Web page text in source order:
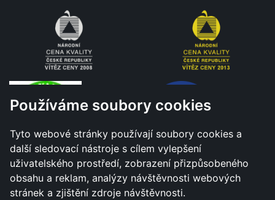
Používáme soubory cookies
Tyto webové stránky používají soubory cookies a
další sledovací nástroje s cílem vylepšení
uživatelského prostředí, zobrazení přizpůsobeného
obsahu a reklam, analýzy návštěvnosti webových
stránek a zjištění zdroje návštěvnosti.